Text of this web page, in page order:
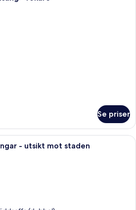
Se priser
Ett tättbebyggt stadscentrum med
- utsikt mot staden